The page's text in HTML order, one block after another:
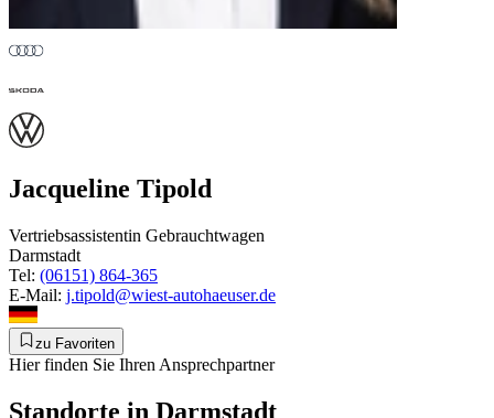
Jacqueline Tipold
Vertriebsassistentin Gebrauchtwagen
Darmstadt
Tel: (06151) 864-365
E-Mail: j.tipold@wiest-autohaeuser.de
zu Favoriten
Hier finden Sie Ihren Ansprechpartner
Standorte in Darmstadt